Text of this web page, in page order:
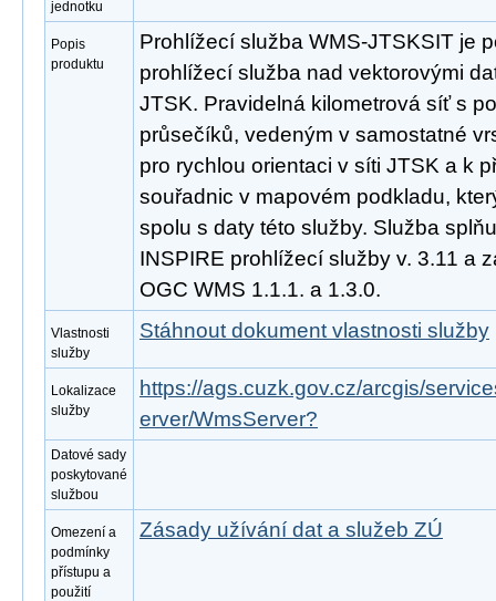
jednotku
Popis
produktu
Prohlížecí služba WMS-JTSKSIT je
prohlížecí služba nad vektorovými
JTSK. Pravidelná kilometrová síť s
průsečíků, vedeným v samostatné
pro rychlou orientaci v síti JTSK a k
souřadnic v mapovém podkladu,
spolu s daty této služby. Služba
INSPIRE prohlížecí služby v. 3.11 a
OGC WMS 1.1.1. a 1.3.0.
Vlastnosti
služby
Stáhnout dokument vlastnosti služby
Lokalizace
služby
https://ags.cuzk.gov.cz/arcgis/
erver/WmsServer?
Datové sady
poskytované
službou
Omezení a
podmínky
přístupu a
použití
Zásady užívání dat a služeb ZÚ